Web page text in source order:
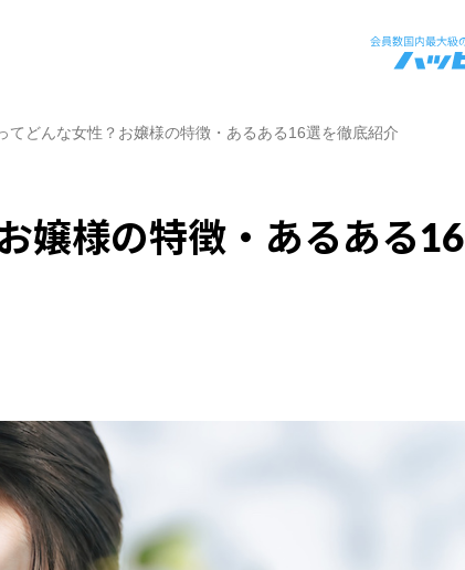
てどんな女性？お嬢様の特徴・あるある16選を徹底紹介
嬢様の特徴・あるある16